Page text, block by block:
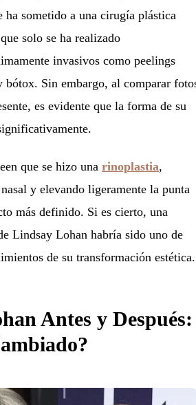
ha sometido a una cirugía plástica
solo se ha realizado
invasivos como peelings
bótox. Sin embargo, al comparar
es evidente que la forma de su
que se hizo una rinoplastia,
y elevando ligeramente la punta
más definido. Si es cierto, una
Lindsay Lohan habría sido uno de
de su transformación estética.
Antes y Después: